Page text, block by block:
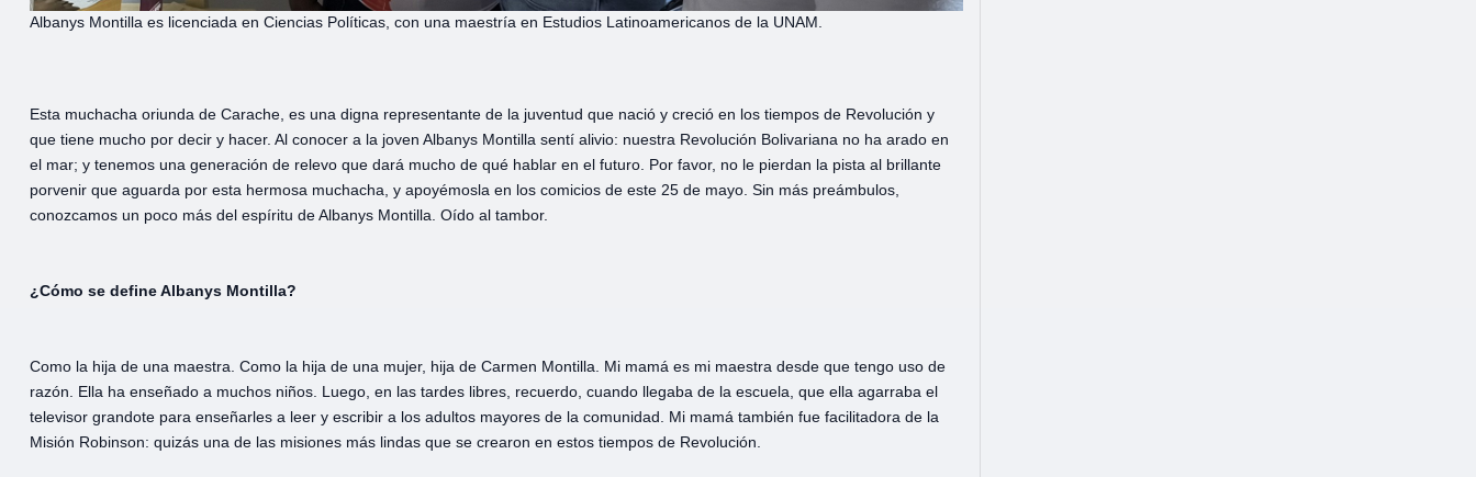
Albanys Montilla es licenciada en Ciencias Políticas, con una maestría en Estudios Latinoamericanos de la UNAM.
Esta muchacha oriunda de Carache, es una digna representante de la juventud que nació y creció en los tiempos de Revolución y
que tiene mucho por decir y hacer. Al conocer a la joven Albanys Montilla sentí alivio: nuestra Revolución Bolivariana no ha arado en
el mar; y tenemos una generación de relevo que dará mucho de qué hablar en el futuro. Por favor, no le pierdan la pista al brillante
porvenir que aguarda por esta hermosa muchacha, y apoyémosla en los comicios de este 25 de mayo. Sin más preámbulos,
conozcamos un poco más del espíritu de Albanys Montilla. Oído al tambor.
¿Cómo se define Albanys Montilla?
Como la hija de una maestra. Como la hija de una mujer, hija de Carmen Montilla. Mi mamá es mi maestra desde que tengo uso de
razón. Ella ha enseñado a muchos niños. Luego, en las tardes libres, recuerdo, cuando llegaba de la escuela, que ella agarraba el
televisor grandote para enseñarles a leer y escribir a los adultos mayores de la comunidad. Mi mamá también fue facilitadora de la
Misión Robinson: quizás una de las misiones más lindas que se crearon en estos tiempos de Revolución.